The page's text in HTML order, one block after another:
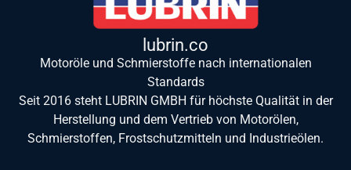
lubrin.co
Motoröle und Schmierstoffe nach internationalen
Standards
Seit 2016 steht LUBRIN GMBH für höchste Qualität in der
Herstellung und dem Vertrieb von Motorölen,
Schmierstoffen, Frostschutzmitteln und Industrieölen.